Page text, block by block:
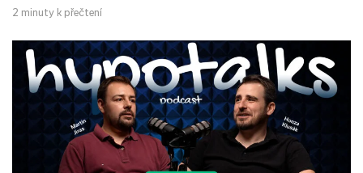
2 minuty k přečtení